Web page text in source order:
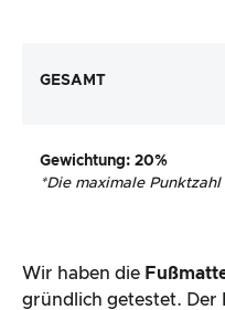
GESAMT
Gewichtung: 20%
*Die maximale
Wir haben die
gründlich getestet. Der